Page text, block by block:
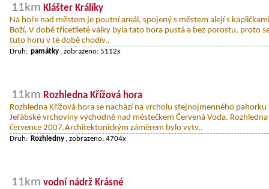
11km Klášter Králíky
Na hoře nad městem je poutní areál, spojený s městem alejí s
Boží. V době třicetileté války byla tato hora pustá a bez porostu, proto
tuto horu v té době chodív..
Druh: památky , zobrazeno: 5112x
11km Rozhledna Křížová hora
Rozhledna Křížová hora se nachází na vrcholu stejnojmenného
Jeřábské vrchoviny východně nad městečkem Červená Voda.
července 2007.Architektonickým záměrem bylo vytv..
Druh: Rozhledny , zobrazeno: 4704x
11km vodní nádrž Krásné